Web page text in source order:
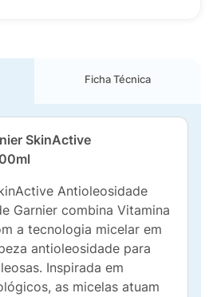
Ficha Técnica
SkinActive
Antioleosidade
Garnier combina Vitamina
a tecnologia micelar em
antioleosidade para
Inspirada em
as micelas atuam